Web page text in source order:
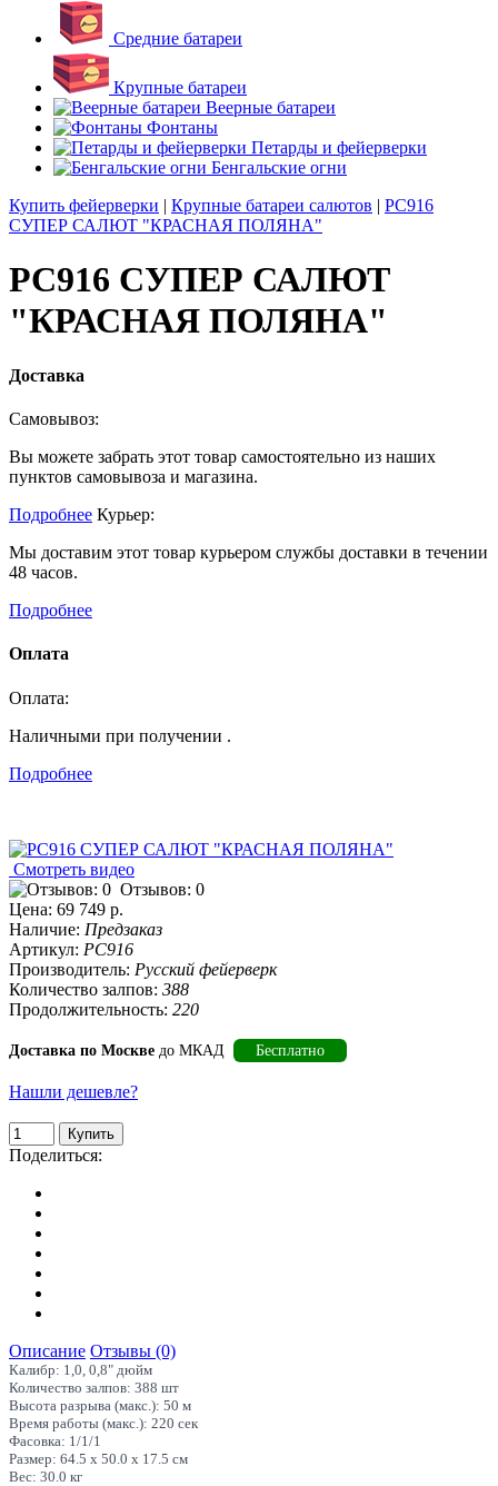
Средние батареи
Крупные батареи
Веерные батареи
Фонтаны
Петарды и фейерверки
Бенгальские огни
Купить фейерверки | Крупные батареи салютов | РС916
СУПЕР САЛЮТ "КРАСНАЯ ПОЛЯНА"
РС916 СУПЕР САЛЮТ
"КРАСНАЯ ПОЛЯНА"
Доставка
Самовывоз:
Вы можете забрать этот товар самостоятельно из наших
пунктов самовывоза и магазина.
Подробнее Курьер:
Мы доставим этот товар курьером службы доставки в течении
48 часов.
Подробнее
Оплата
Оплата:
Наличными при получении .
Подробнее
Смотреть видео
Отзывов: 0
Цена: 69 749 р.
Наличие: Предзаказ
Артикул: РС916
Производитель: Русский фейерверк
Количество залпов: 388
Продолжительность: 220
Доставка по Москве до МКАД Бесплатно
Нашли дешевле?
Поделиться:
Описание Отзывы (0)
Калибр: 1,0, 0,8" дюйм
Количество залпов: 388 шт
Высота разрыва (макс.): 50 м
Время работы (макс.): 220 сек
Фасовка: 1/1/1
Размер: 64.5 x 50.0 x 17.5 см
Вес: 30.0 кг